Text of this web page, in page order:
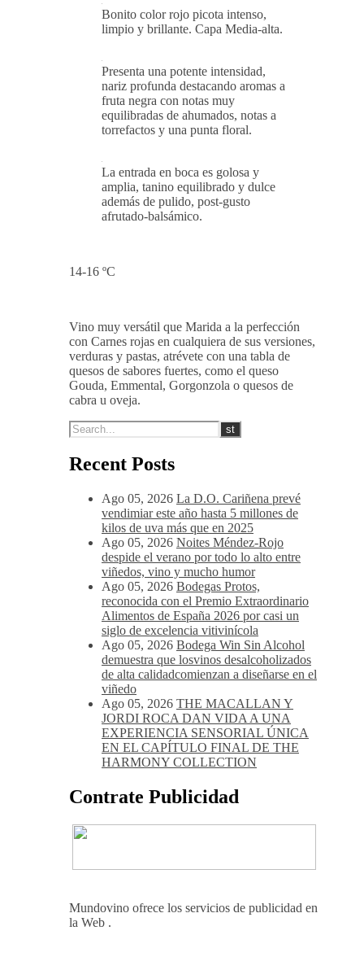
Bonito color rojo picota intenso,
limpio y brillante. Capa Media-alta.
Presenta una potente intensidad,
nariz profunda destacando aromas a
fruta negra con notas muy
equilibradas de ahumados, notas a
torrefactos y una punta floral.
La entrada en boca es golosa y
amplia, tanino equilibrado y dulce
además de pulido, post-gusto
afrutado-balsámico.
14-16 ºC
Vino muy versátil que Marida a la perfección
con Carnes rojas en cualquiera de sus versiones,
verduras y pastas, atrévete con una tabla de
quesos de sabores fuertes, como el queso
Gouda, Emmental, Gorgonzola o quesos de
cabra u oveja.
Recent Posts
Ago 05, 2026 La D.O. Cariñena prevé
vendimiar este año hasta 5 millones de
kilos de uva más que en 2025
Ago 05, 2026 Noites Méndez-Rojo
despide el verano por todo lo alto entre
viñedos, vino y mucho humor
Ago 05, 2026 Bodegas Protos,
reconocida con el Premio Extraordinario
Alimentos de España 2026 por casi un
siglo de excelencia vitivinícola
Ago 05, 2026 Bodega Win Sin Alcohol
demuestra que losvinos desalcoholizados
de alta calidadcomienzan a diseñarse en el
viñedo
Ago 05, 2026 THE MACALLAN Y
JORDI ROCA DAN VIDA A UNA
EXPERIENCIA SENSORIAL ÚNICA
EN EL CAPÍTULO FINAL DE THE
HARMONY COLLECTION
Contrate Publicidad
Mundovino ofrece los servicios de publicidad en
la Web .